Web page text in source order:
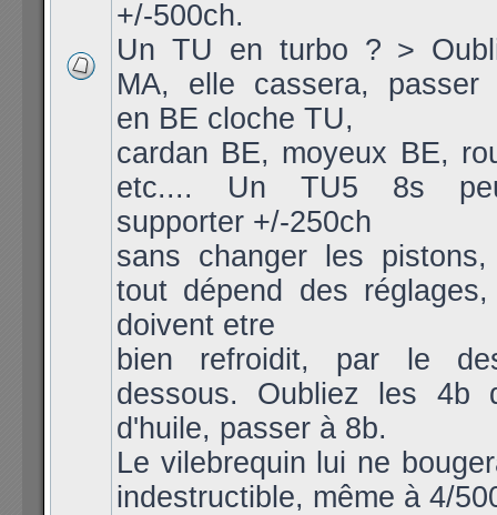
+/-500ch.
Un TU en turbo ? >
MA, elle cassera, passer
en BE cloche TU,
cardan BE, moyeux BE,
etc.... Un TU5 8s
supporter +/-250ch
sans changer les
tout dépend des
doivent etre
bien refroidit, par le
dessous. Oubliez les 4b
d'huile, passer à 8b.
Le vilebrequin lui ne
indestructible, même à 4/